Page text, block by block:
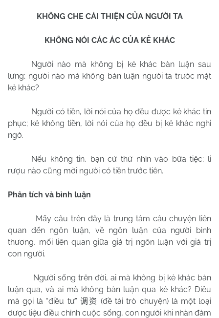
KHÔNG CHE CÁI THIỆN CỦA NGƯỜI TA
KHÔNG NÓI CÁC ÁC CỦA KẺ KHÁC
Người nào mà không bị kẻ khác bàn luận sau
lưng; người nào mà không bàn luận người ta trước mặt
kẻ khác?
Người có tiền, lời nói của họ đều được kẻ khác tin
phục; kẻ không tiền, lời nói của họ đều bị kẻ khác nghi
ngờ.
Nếu không tin, bạn cứ thử nhìn vào bữa tiệc; li
rượu nào cũng mời người có tiền trước tiên.
Phân tích và bình luận
Mấy câu trên đây là trung tâm câu chuyện liên
quan đến ngôn luận, về ngôn luận của người bình
thương, mối liên quan giữa giá trị ngôn luận với giá trị
con người.
Người sống trên đời, ai mà không bị kẻ khác bàn
luận qua, và ai mà không bàn luận qua kẻ khác? Điều
mà gọi là “điều tư” 调资 (đề tài trò chuyện) là một loại
dược liệu điều chỉnh cuộc sống, con người khi nhàn đàm